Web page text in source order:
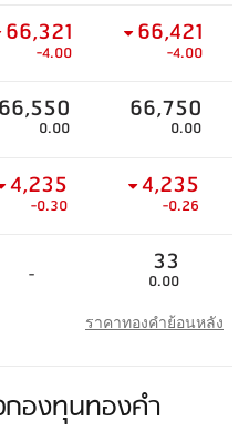
66,321
-4.00
66,421
-4.00
66,550
0.00
66,750
0.00
4,235
-0.30
4,235
-0.26
- 33
0.00
ราคาทองคำย้อนหลัง
กองทุนทองคำ